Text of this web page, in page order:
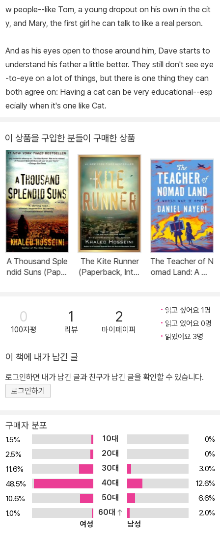
w people--like Tom, a young dropout on his own in the cit
y, and Mary, the first girl he can talk to like a real person.
And as his eyes open to those around him, Dave starts to
understand his father a little better. They still don't see eye
-to-eye on a lot of things, but there is one thing they can
both agree on: Having a cat can be very educational--esp
ecially when it's one like Cat.
이 상품을 구입한 분들이 구매한 상품
A Thousand Sple
ndid Suns (Paper
The Kite Runner
(Paperback, Inter
The Teacher of N
omad Land: A Wo
0
100자평
1
리뷰
2
마이페이퍼
읽고 싶어요 1명
읽고 있어요 0명
읽었어요 3명
이 책에 내가 남긴 글
로그인하면 내가 남긴 글과 친구가 남긴 글을 확인할 수 있습니다.
로그인하기
구매자 분포
1.5% 10대
0%
2.5%
20대
0%
11.6%
30대
3.0%
48.5%
40대
12.6%
10.6%
50대
6.6%
1.0%
60대
2.0%
여성
남성